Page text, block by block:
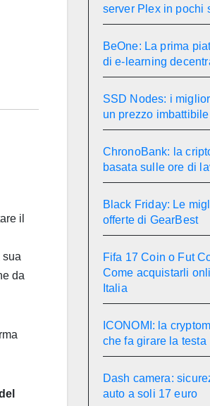
il
sua
da
server Plex in pochi
BeOne: La prima
di e-learning
SSD Nodes: i
un prezzo imbattibile
ChronoBank: la
basata sulle ore di
Black Friday: Le
offerte di GearBest
Fifa 17 Coin o Fut
Come acquistarli
Italia
ICONOMI: la
che fa girare la testa
Dash camera:
auto a soli 17 euro